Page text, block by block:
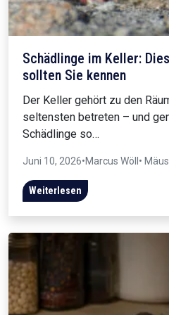
Schädlinge im Keller:
sollten Sie kennen
Der Keller gehört zu den
seltensten betreten – und
Schädlinge so…
Juni 10, 2026•Marcus Wöll •
Weiterlesen